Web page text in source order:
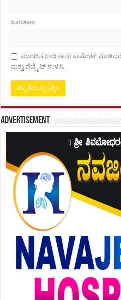
ಜಾಲತಾಣ
ಮುಂದಿನ ಬಾರಿ ನಾನು ಕಾಮೆಂಟ್
ಮತ್ತು ವೆಬ್ಸೈಟ್ ಉಳಿಸಿ.
Advertisement